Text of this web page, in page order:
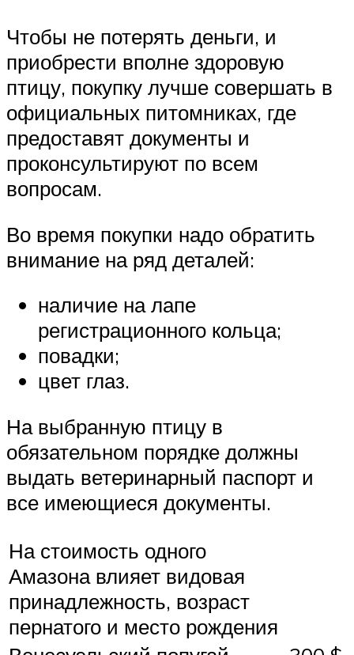
Чтобы не потерять деньги, и
приобрести вполне здоровую
птицу, покупку лучше совершать в
официальных питомниках, где
предоставят документы и
проконсультируют по всем
вопросам.
Во время покупки надо обратить
внимание на ряд деталей:
наличие на лапе
регистрационного кольца;
повадки;
цвет глаз.
На выбранную птицу в
обязательном порядке должны
выдать ветеринарный паспорт и
все имеющиеся документы.
На стоимость одного
Амазона влияет видовая
принадлежность, возраст
пернатого и место рождения